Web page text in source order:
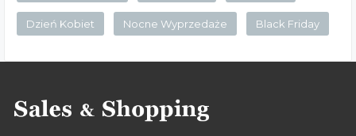
Dzień Kobiet Nocne Wyprzedaże Black Friday